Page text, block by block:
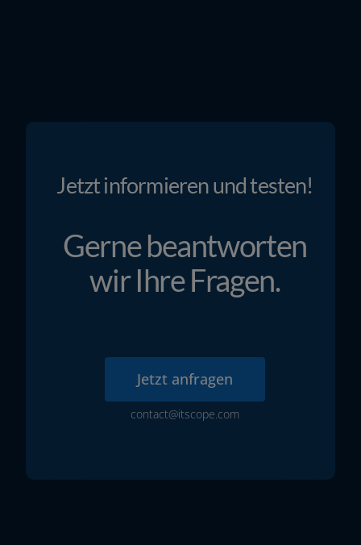
Jetzt informieren und testen!
Gerne beantworten
wir Ihre Fragen.
Jetzt anfra­gen
contact@itscope.com